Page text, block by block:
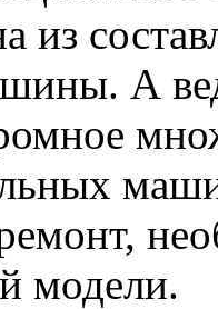
из
А
модели.